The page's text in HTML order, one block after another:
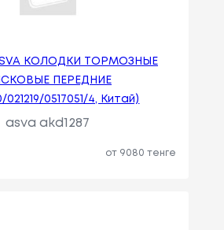
КОЛОДКИ ТОРМОЗНЫЕ
ПЕРЕДНИЕ
021219/0517051/4, Китай)
asva akd1287
от 9080 тенге